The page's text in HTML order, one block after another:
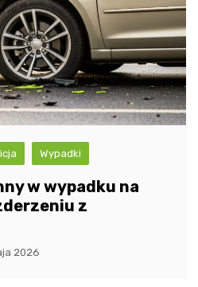
Wypadki
w wypadku na
z
2026